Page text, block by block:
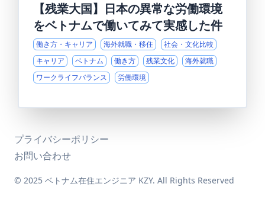
【残業大国】日本の異常な労働環境
をベトナムで働いてみて実感した件
働き方・キャリア 海外就職・移住
社会・文化比較
キャリア
ベトナム 働き方 残業文化
海外就職
ワークライフバランス
労働環境
プライバシーポリシー
お問い合わせ
© 2025 ベトナム在住エンジニア KZY. All Rights Reserved